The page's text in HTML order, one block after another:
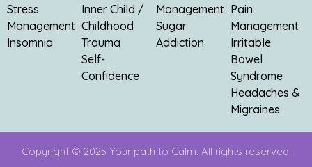
Stress
Management
Insomnia
Inner Child /
Childhood
Trauma
Self-
Confidence
Management
Sugar
Addiction
Pain
Management
Irritable
Bowel
Syndrome
Headaches &
Migraines
Copyright © 2025 Your path to Calm. All rights reserved.